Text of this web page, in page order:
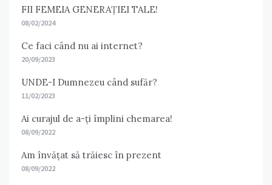
FII FEMEIA GENERAȚIEI TALE!
08/02/2024
Ce faci când nu ai internet?
20/09/2023
UNDE-I Dumnezeu când sufăr?
11/02/2023
Ai curajul de a-ți împlini chemarea!
08/09/2022
Am învățat să trăiesc în prezent
08/09/2022